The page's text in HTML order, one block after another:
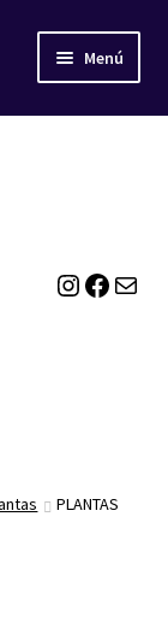
Menú
Instagram Facebook Correo electrónico
PLANTAS